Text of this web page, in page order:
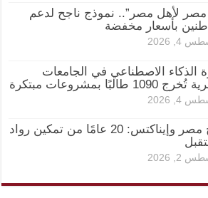
مصر لأهل مصر”.. نموذج ناجح لدعم
بأسعار مخفضة
4, 2026
الذكاء الاصطناعي في الجامعات
طالبًا بمشروعات مبتكرة
4, 2026
أورنچ مصر وإيناكتس: 20 عامًا من تمكين رواد
2, 2026